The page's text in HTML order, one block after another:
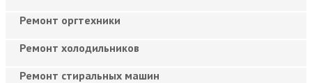
Ремонт оргтехники
Ремонт холодильников
Ремонт стиральных машин